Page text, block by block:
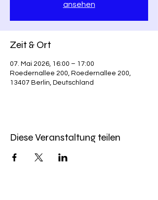
ansehen
Zeit & Ort
07. Mai 2026, 16:00 – 17:00
Roedernallee 200, Roedernallee 200,
13407 Berlin, Deutschland
Diese Veranstaltung teilen